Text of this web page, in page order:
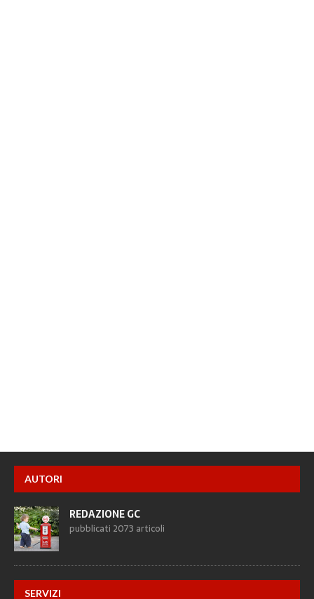
AUTORI
REDAZIONE GC
pubblicati 2073 articoli
SERVIZI